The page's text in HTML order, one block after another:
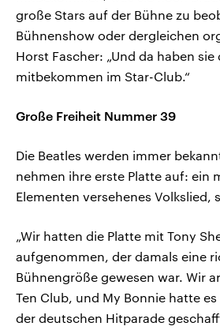
große Stars auf der Bühne zu
Bühnenshow oder dergleichen
Horst Fascher: „Und da haben
mitbekommen im Star-Club.“
Große Freiheit Nummer 39
Die Beatles werden immer
nehmen ihre erste Platte auf: ein
Elementen versehenes Volkslied,
„Wir hatten die Platte mit Tony
aufgenommen, der damals eine
Bühnengröße gewesen war. Wir
Ten Club, und My Bonnie hatte
der deutschen Hitparade